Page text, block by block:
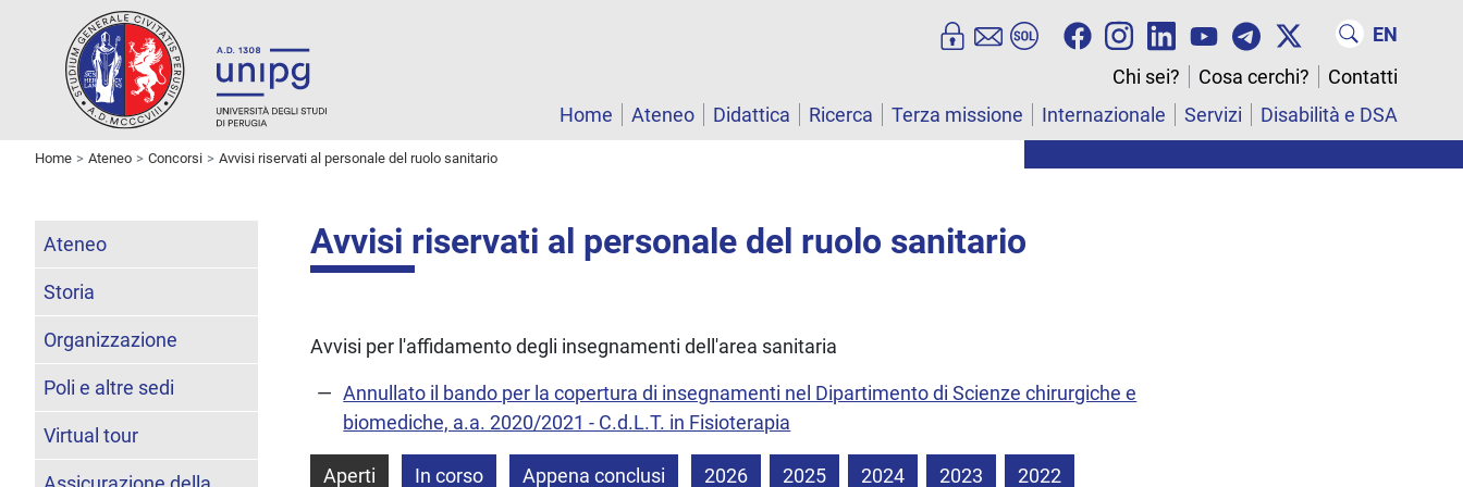
EN
Chi sei?
Cosa cerchi?
Contatti
Home
Ateneo Didattica Ricerca Terza missione Internazionale Servizi Disabilità e DSA
Home Ateneo Concorsi Avvisi riservati al personale del ruolo sanitario
Avvisi riservati al personale del ruolo sanitario
Avvisi per l'affidamento degli insegnamenti dell'area sanitaria
Annullato il bando per la copertura di insegnamenti nel Dipartimento di Scienze chirurgiche e
biomediche, a.a. 2020/2021 - C.d.L.T. in Fisioterapia
Aperti In corso Appena conclusi 2026 2025 2024 2023 2022
Ateneo
Storia
Organizzazione
Poli e altre sedi
Virtual tour